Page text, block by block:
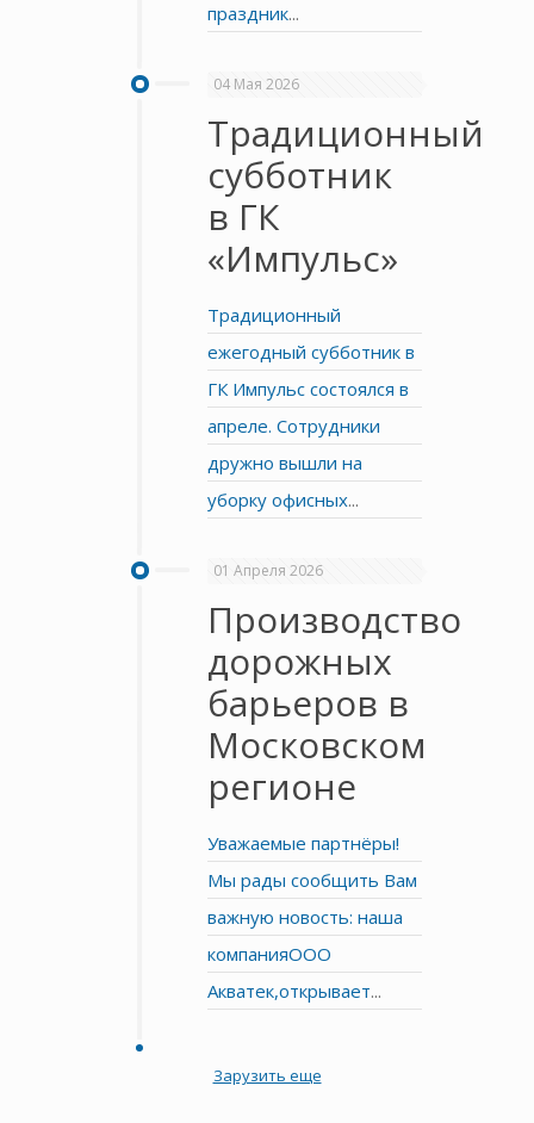
праздник...
04 Мая 2026
Традиционный
субботник
в ГК
«Импульс»
Традиционный
ежегодный субботник в
ГК Импульс состоялся в
апреле. Сотрудники
дружно вышли на
уборку офисных...
01 Апреля 2026
Производство
дорожных
барьеров в
Московском
регионе
Уважаемые партнёры!
Мы рады сообщить Вам
важную новость: наша
компанияООО
Акватек,открывает...
Зарузить еще